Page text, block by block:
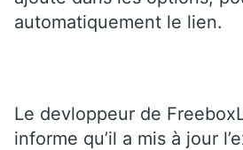
automatiquement le lien.
Le devloppeur de
informe qu’il a mis à jour